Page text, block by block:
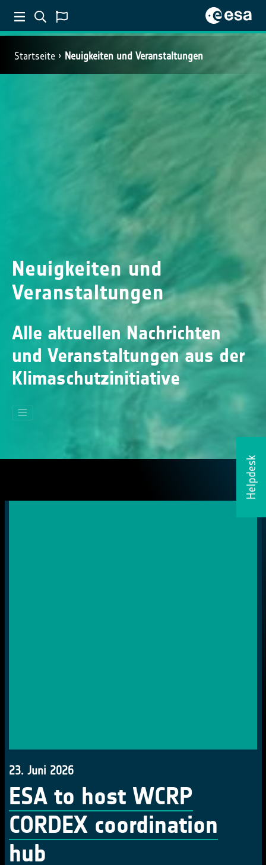
Startseite Neuigkeiten und Veranstaltungen
Helpdesk
Neuigkeiten und
Veranstaltungen
Alle aktuellen Nachrichten
und Veranstaltungen aus der
Klimaschutzinitiative
23. Juni 2026
ESA to host WCRP
CORDEX coordination
hub